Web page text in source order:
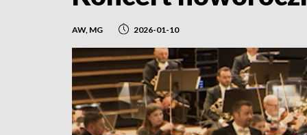
AW, MG 2026-01-10